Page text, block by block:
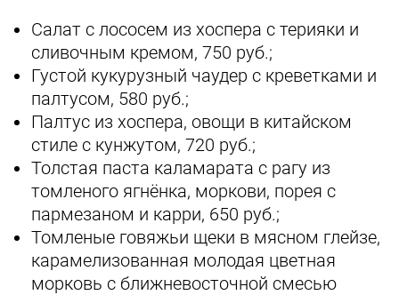
Салат с лососем из хоспера с терияки и
сливочным кремом, 750 руб.;
Густой кукурузный чаудер с креветками и
палтусом, 580 руб.;
Палтус из хоспера, овощи в китайском
стиле с кунжутом, 720 руб.;
Толстая паста каламарата с рагу из
томленого ягнёнка, моркови, порея с
пармезаном и карри, 650 руб.;
Томленые говяжьи щеки в мясном глейзе,
карамелизованная молодая цветная
морковь с ближневосточной смесью